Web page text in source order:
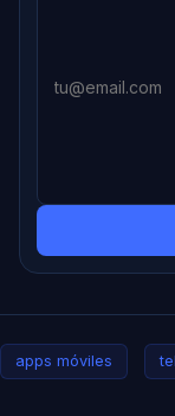
apps móviles